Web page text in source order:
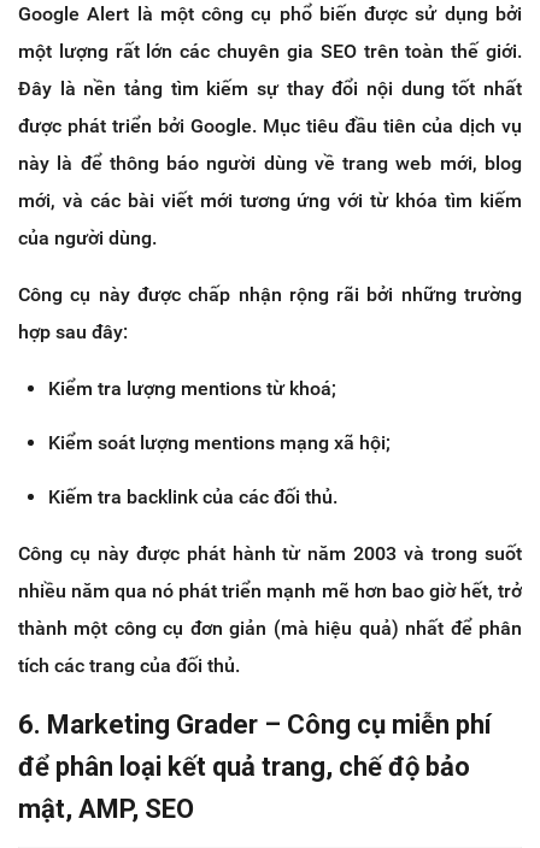
Google Alert là một công cụ phổ biến được sử dụng bởi
một lượng rất lớn các chuyên gia SEO trên toàn thế giới.
Đây là nền tảng tìm kiếm sự thay đổi nội dung tốt nhất
được phát triển bởi Google. Mục tiêu đầu tiên của dịch vụ
này là để thông báo người dùng về trang web mới, blog
mới, và các bài viết mới tương ứng với từ khóa tìm kiếm
của người dùng.
Công cụ này được chấp nhận rộng rãi bởi những trường
hợp sau đây:
Kiểm tra lượng mentions từ khoá;
Kiểm soát lượng mentions mạng xã hội;
Kiếm tra backlink của các đối thủ.
Công cụ này được phát hành từ năm 2003 và trong suốt
nhiều năm qua nó phát triển mạnh mẽ hơn bao giờ hết, trở
thành một công cụ đơn giản (mà hiệu quả) nhất để phân
tích các trang của đối thủ.
6. Marketing Grader – Công cụ miễn phí
để phân loại kết quả trang, chế độ bảo
mật, AMP, SEO